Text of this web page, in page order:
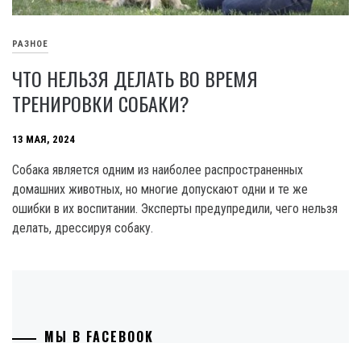
РАЗНОЕ
ЧТО НЕЛЬЗЯ ДЕЛАТЬ ВО ВРЕМЯ
ТРЕНИРОВКИ СОБАКИ?
13 МАЯ, 2024
Собака является одним из наиболее распространенных
домашних животных, но многие допускают одни и те же
ошибки в их воспитании. Эксперты предупредили, чего нельзя
делать, дрессируя собаку.
МЫ В FACEBOOK